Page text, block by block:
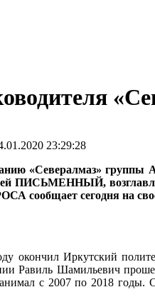
23:29:28
«Севералмаз» группы
ПИСЬМЕННЫЙ,
сообщает сегодня на
окончил Иркутский
Равиль Шамильевич
с 2007 по 2018 годы.